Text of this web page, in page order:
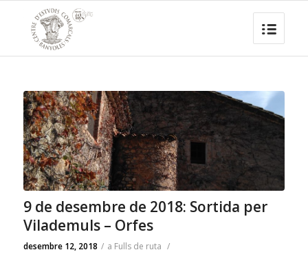
9 de desembre de 2018: Sortida per
Vilademuls – Orfes
desembre 12, 2018 / a Fulls de ruta /